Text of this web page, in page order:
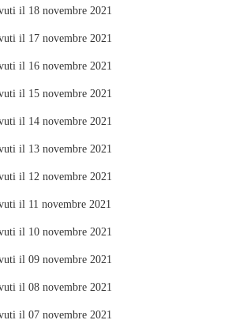
il 18 novembre 2021
il 17 novembre 2021
il 16 novembre 2021
il 15 novembre 2021
il 14 novembre 2021
il 13 novembre 2021
il 12 novembre 2021
il 11 novembre 2021
il 10 novembre 2021
il 09 novembre 2021
il 08 novembre 2021
il 07 novembre 2021